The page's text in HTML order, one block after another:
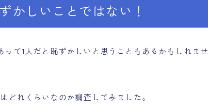
かしいことではない！
て1人だと恥ずかしいと思うこともあるかもしれませ
どれくらいなのか調査してみました。